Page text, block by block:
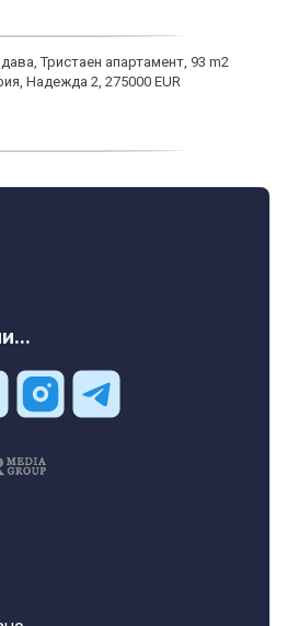
Тристаен апартамент, 93 m2
Надежда 2, 275000 EUR